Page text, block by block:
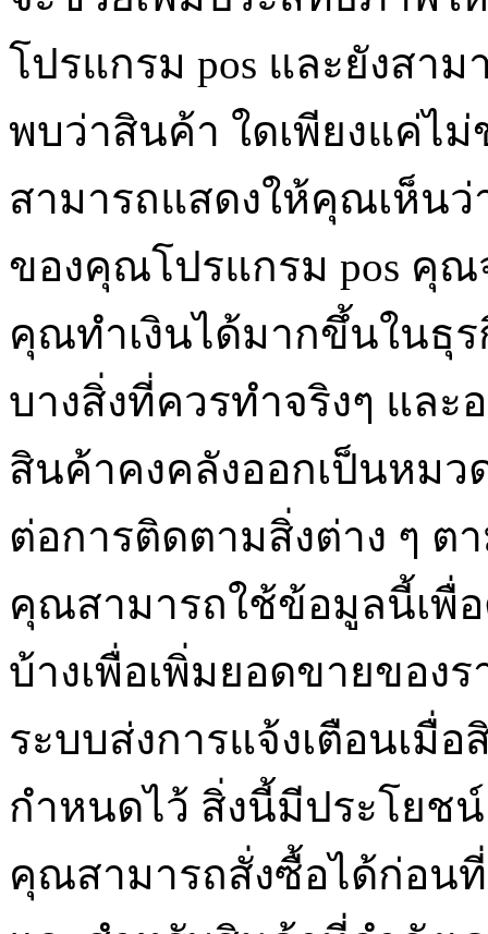
โปรแกรม pos และยังสา
พบว่าสินค้า ใดเพียงแค่ไ
สามารถแสดงให้คุณเห็น
ของคุณโปรแกรม pos คุณ
คุณทำเงินได้มากขึ้นในธุ
บางสิ่งที่ควรทำจริงๆ และ
สินค้าคงคลังออกเป็นหมว
ต่อการติดตามสิ่งต่าง ๆ ต
คุณสามารถใช้ข้อมูลนี้เพื่อ
บ้างเพื่อเพิ่มยอดขายของ
ระบบส่งการแจ้งเตือนเมื่
กำหนดไว้ สิ่งนี้มีประโยช
คุณสามารถสั่งซื้อได้ก่อน